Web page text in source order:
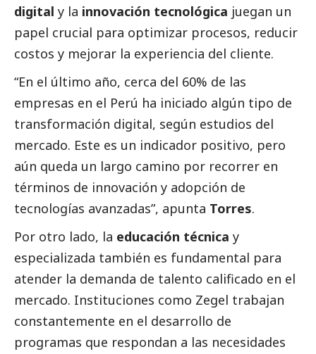
digital y la innovación tecnológica juegan un
papel crucial para optimizar procesos, reducir
costos y mejorar la experiencia del cliente.
“En el último año, cerca del 60% de las
empresas en el Perú ha iniciado algún tipo de
transformación digital, según estudios del
mercado. Este es un indicador positivo, pero
aún queda un largo camino por recorrer en
términos de innovación y adopción de
tecnologías avanzadas”, apunta Torres.
Por otro lado, la educación técnica y
especializada también es fundamental para
atender la demanda de talento calificado en el
mercado. Instituciones como Zegel trabajan
constantemente en el desarrollo de
programas que respondan a las necesidades